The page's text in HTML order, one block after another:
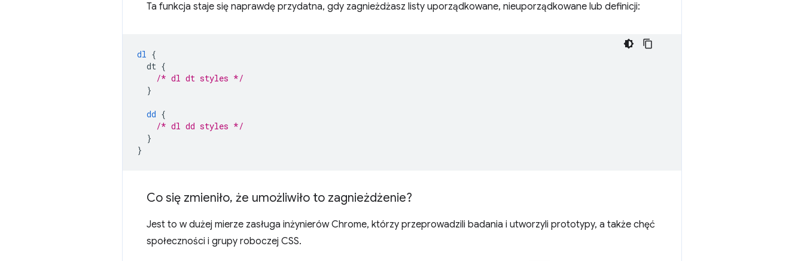
Ta funkcja staje się naprawdę przydatna, gdy zagnieżdżasz listy uporządkowane, nieuporządkowane lub definicji:
dl {
dt {
/* dl dt styles */
}
dd {
/* dl dd styles */
}
}
Co się zmieniło, że umożliwiło to zagnieżdżenie?
Jest to w dużej mierze zasługa inżynierów Chrome, którzy przeprowadzili badania i utworzyli prototypy, a także chęć
społeczności i grupy roboczej CSS.